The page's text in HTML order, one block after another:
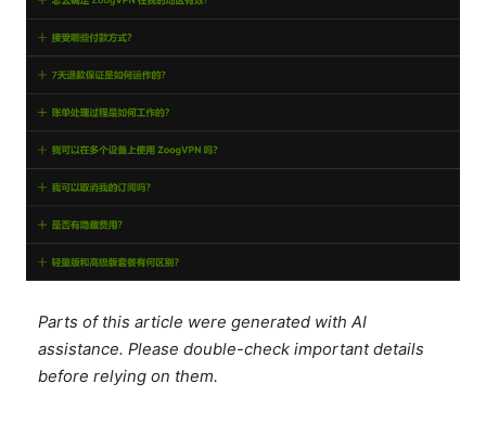
Parts of this article were generated with AI
assistance. Please double-check important details
before relying on them.